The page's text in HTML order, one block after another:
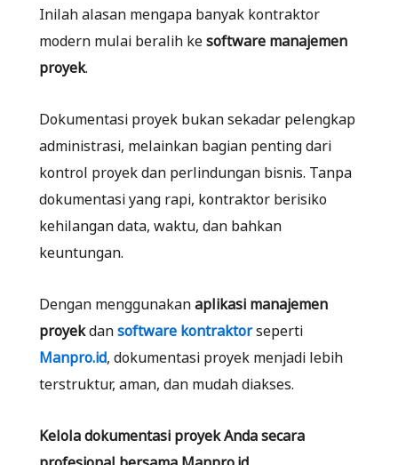
Inilah alasan mengapa banyak kontraktor
modern mulai beralih kesoftware manajemen
proyek.
Dokumentasi proyek bukan sekadar pelengkap
administrasi, melainkan bagian penting dari
kontrol proyek dan perlindungan bisnis. Tanpa
dokumentasi yang rapi, kontraktor berisiko
kehilangan data, waktu, dan bahkan
keuntungan.
Dengan menggunakanaplikasi manajemen
proyekdansoftware kontraktorseperti
Manpro.id, dokumentasi proyek menjadi lebih
terstruktur, aman, dan mudah diakses.
Kelola dokumentasi proyek Anda secara